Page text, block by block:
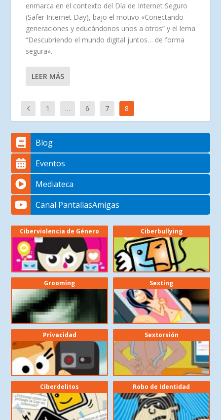
enmarca en el contexto del Día de Internet Seguro
(Safer Internet Day), bajo el motivo «Conectando
generaciones y educándonos unos a otros” y el lema
“Descubriendo el mundo digital juntos… de forma
segura».
LEER MÁS
1 … 6 7 8
Blog
Eventos
Mediateca
Canal PantallasAmigas
Ciberviolencia de Género Ciberbullying
Grooming Sexting
Privacidad Sextorsión
Ciberdelitos Robo de Identidad